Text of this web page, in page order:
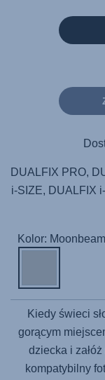
DUALFIX PRO,
i-SIZE, DUALFIX
Kolor: Moonbeam
Kiedy świeci
gorącym
dziecka i
kompatybilny